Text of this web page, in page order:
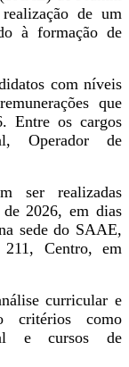
de um
à formação de
com níveis
que
Entre os cargos
Operador de
ser realizadas
2026, em dias
sede do SAAE,
211, Centro, em
curricular e
critérios como
e cursos de